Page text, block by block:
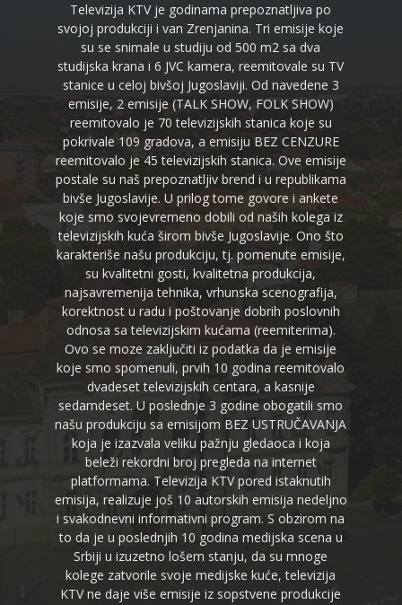
Televizija KTV je godinama prepoznatljiva po
svojoj produkciji i van Zrenjanina. Tri emisije koje
su se snimale u studiju od 500 m2 sa dva
studijska krana i 6 JVC kamera, reemitovale su TV
stanice u celoj bivšoj Jugoslaviji. Od navedene 3
emisije, 2 emisije (TALK SHOW, FOLK SHOW)
reemitovalo je 70 televizijskih stanica koje su
pokrivale 109 gradova, a emisiju BEZ CENZURE
reemitovalo je 45 televizijskih stanica. Ove emisije
postale su naš prepoznatljiv brend i u republikama
bivše Jugoslavije. U prilog tome govore i ankete
koje smo svojevremeno dobili od naših kolega iz
televizijskih kuća širom bivše Jugoslavije. Ono što
karakteriše našu produkciju, tj. pomenute emisije,
su kvalitetni gosti, kvalitetna produkcija,
najsavremenija tehnika, vrhunska scenografija,
korektnost u radu i poštovanje dobrih poslovnih
odnosa sa televizijskim kućama (reemiterima).
Ovo se moze zaključiti iz podatka da je emisije
koje smo spomenuli, prvih 10 godina reemitovalo
dvadeset televizijskih centara, a kasnije
sedamdeset. U poslednje 3 godine obogatili smo
našu produkciju sa emisijom BEZ USTRUČAVANJA
koja je izazvala veliku pažnju gledaoca i koja
beleži rekordni broj pregleda na internet
platformama. Televizija KTV pored istaknutih
emisija, realizuje još 10 autorskih emisija nedeljno
i svakodnevni informativni program. S obzirom na
to da je u poslednjih 10 godina medijska scena u
Srbiji u izuzetno lošem stanju, da su mnoge
kolege zatvorile svoje medijske kuće, televizija
KTV ne daje više emisije iz sopstvene produkcije